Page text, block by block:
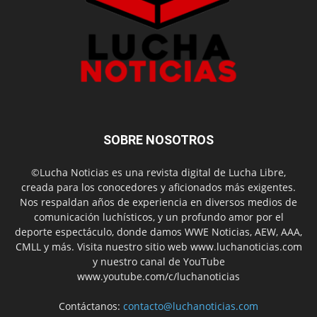
SOBRE NOSOTROS
©Lucha Noticias es una revista digital de Lucha Libre,
creada para los conocedores y aficionados más exigentes.
Nos respaldan años de experiencia en diversos medios de
comunicación luchísticos, y un profundo amor por el
deporte espectáculo, donde damos WWE Noticias, AEW, AAA,
CMLL y más. Visita nuestro sitio web www.luchanoticias.com
y nuestro canal de YouTube
www.youtube.com/c/luchanoticias
Contáctanos: contacto@luchanoticias.com